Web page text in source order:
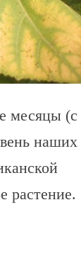
месяцы (с
наших
растение.